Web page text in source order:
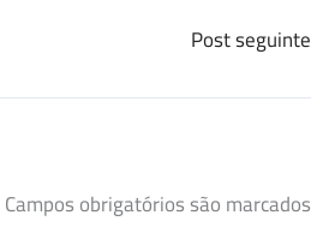
Post seguinte
Campos obrigatórios são marcados